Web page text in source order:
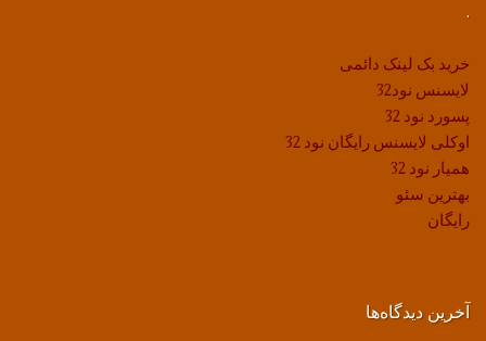
.
خرید بک لینک دائمی
لایسنس نود32
پسورد نود 32
اوکلی لایسنس رایگان نود 32
همیار نود 32
بهترین سئو
رایگان
آخرین دیدگاه‌ها